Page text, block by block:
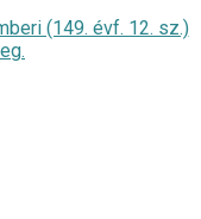
(149. évf. 12. sz.)